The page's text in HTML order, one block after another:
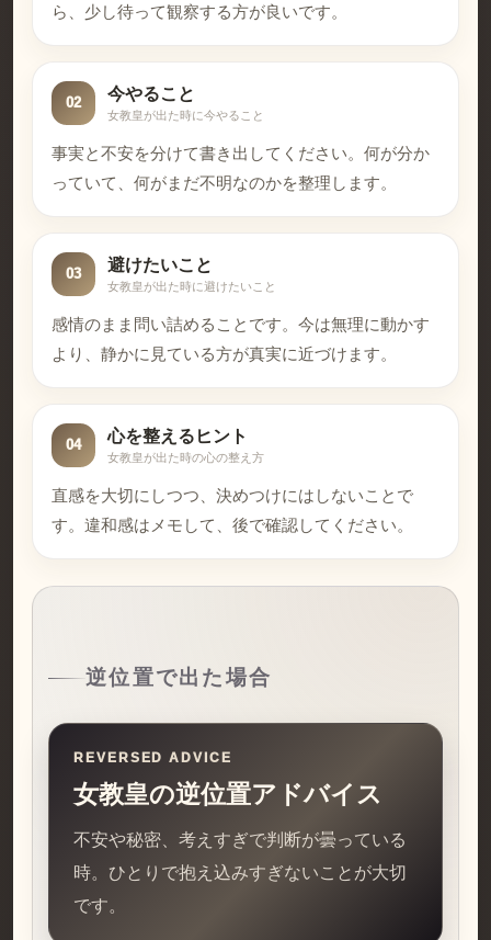
ら、少し待って観察する方が良いです。
02 今やること
女教皇が出た時に今やること
事実と不安を分けて書き出してください。何が分か
っていて、何がまだ不明なのかを整理します。
03 避けたいこと
女教皇が出た時に避けたいこと
感情のまま問い詰めることです。今は無理に動かす
より、静かに見ている方が真実に近づけます。
04 心を整えるヒント
女教皇が出た時の心の整え方
直感を大切にしつつ、決めつけにはしないことで
す。違和感はメモして、後で確認してください。
逆位置で出た場合
REVERSED ADVICE
女教皇の逆位置アドバイス
不安や秘密、考えすぎで判断が曇っている
時。ひとりで抱え込みすぎないことが大切
です。